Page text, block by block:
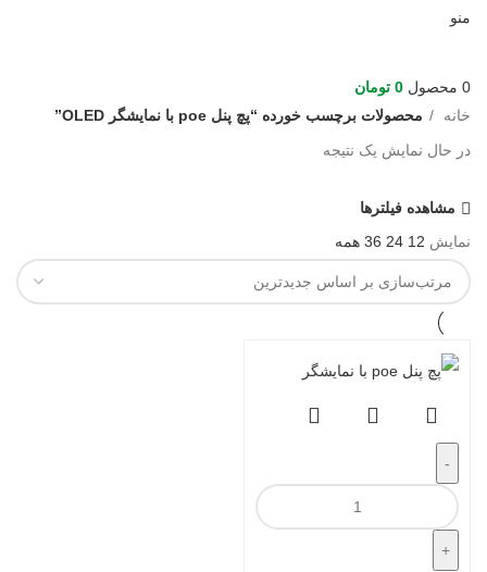
منو
0 محصول 0 تومان
خانه
محصولات برچسب خورده “پچ پنل poe با نمایشگر OLED”
در حال نمایش یک نتیجه
مشاهده فیلترها
نمایش 12
24
36 همه